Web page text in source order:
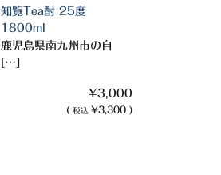
知覧Tea酎 25度
1800ml
鹿児島県南九州市の自
[…]
¥3,000
( 税込 ¥3,300 )